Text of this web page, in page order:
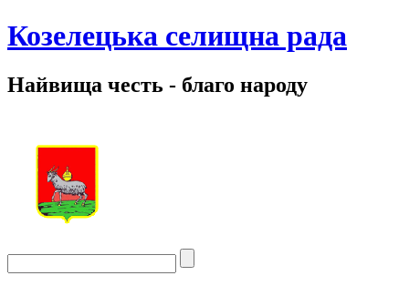
Козелецька селищна рада
Найвища честь - благо народу